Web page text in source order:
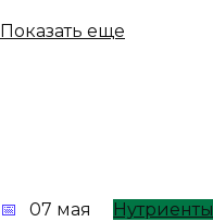
Показать еще
07 мая
Нутриенты